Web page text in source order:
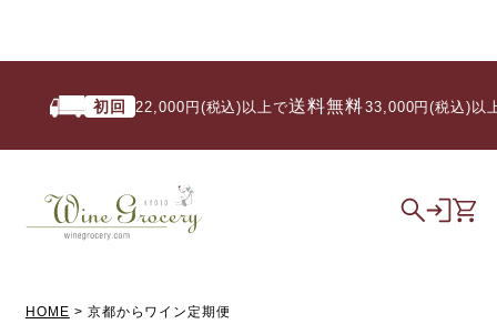
初回 22,000円(税込)以上で送料無料/ 33,000円(税込)以上で
HOME 京都からワイン定期便